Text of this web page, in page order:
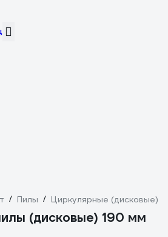
/ Пилы / Циркулярные (дисковые)
(дисковые) 190 мм